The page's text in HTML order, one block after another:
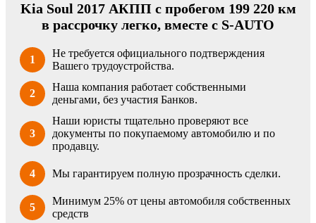
Kia Soul 2017 АКПП с пробегом 199 220 км
в рассрочку легко, вместе с S-AUTO
1
Не требуется официального подтверждения
Вашего трудоустройства.
2
Наша компания работает собственными
деньгами, без участия Банков.
3
Наши юристы тщательно проверяют все
документы по покупаемому автомобилю и по
продавцу.
4 Мы гарантируем полную прозрачность сделки.
5
Минимум 25% от цены автомобиля собственных
средств